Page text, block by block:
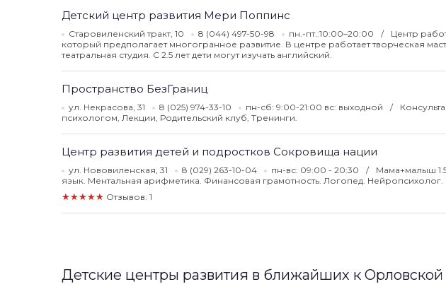
Детский центр развития Мери Поппинс
Старовиленский тракт, 10 8 (044) 497-50-98 пн.-пт.:10:00–20:00
Центр
который предполагает многогранное развитие. В центре работает творческая
театральная студия. С 2.5 лет дети могут изучать английский.
Пространство БезГраниц
ул. Некрасова, 31 8 (025) 974-33-10 пн-сб: 9:00-21:00 вс: выходной
психологом, Лекции, Родительский клуб, Тренинги.
Центр развития детей и подростков Сокровища нации
ул. Нововиленская, 31 8 (029) 263-10-04 пн-вс: 09:00 - 20:30
Мама+малыш
язык. Ментальная арифметика. Финансовая грамотность. Логопед. Нейропсихолог.
★★★★★ Отзывов: 1
Детские центры развития в ближайших к Орловской